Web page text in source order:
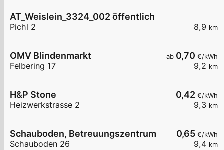
8,9 km
AT_Weislein_3324_002 öffentlich
Pichl 2
ab 0,70 €/kWh
9,2 km
OMV Blindenmarkt
Felbering 17
0,42 €/kWh
9,3 km
H&P Stone
Heizwerkstrasse 2
0,65 €/kWh
9,4 km
Schauboden, Betreuungszentrum
Schauboden 26